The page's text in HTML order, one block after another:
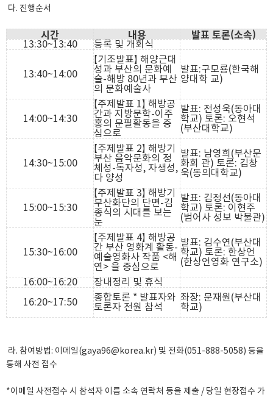
다. 진행순서
시간 내용 발표 토론(소속)
13:30~13:40 등록 및 개회식
13:40~14:00
【기조발표】 해양근대
성과 부산의 문화예
술-해방 80년과 부산
의 문화예술사
발표:구모룡(한국해
양대학 교)
14:00~14:30
【주제발표 1】 해방공
간과 지방문학-이주
홍의 문필활동을 중
심으로
발표: 전성욱(동아대
학교) 토론: 오현석
(부산대학교)
14:30~15:00
【주제발표 2】 해방기
부산 음악문화의 정
체성-독자성, 자생성,
다 양성
발표: 남영희(부산문
화회 관) 토론: 김창
욱(동의대학교)
15:00~15:30
【주제발표 3】 해방기
부산화단의 단면-김
종식의 시대를 보는
눈
발표: 김정선(동아대
학교) 토론: 이현주
(범어사 성보 박물관)
15:30~16:00
【주제발표 4】 해방공
간 부산 영화계 활동-
예술영화사 작품 <해
연> 을 중심으로
발표: 김수연(부산대
학교) 토론: 한상언
(한상언영화 연구소)
16:00~16:20
장내정리 및 휴식
16:20~17:50
종합토론 * 발표자와
토론자 전원 참석
좌장: 문재원(부산대
학교)
라. 참여방법: 이메일(gaya96@korea.kr) 및 전화(051-888-5058) 등을
통해 사전 접수
*이메일 사전접수 시 참석자 이름 소속 연락처 등을 제출 / 당일 현장접수 가